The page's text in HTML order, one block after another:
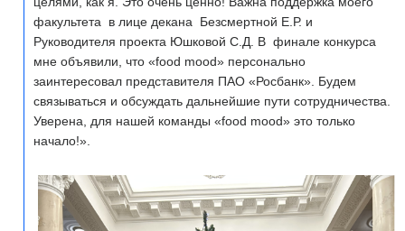
факультета в лице декана Безсмертной Е.Р. и
Руководителя проекта Юшковой С.Д. В финале конкурса
мне объявили, что «food mood» персонально
заинтересовал представителя ПАО «Росбанк». Будем
связываться и обсуждать дальнейшие пути сотрудничества.
Уверена, для нашей команды «food mood» это только
начало!».